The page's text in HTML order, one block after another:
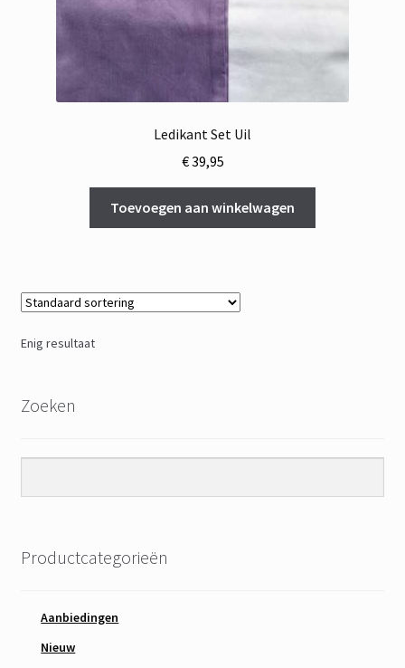
Ledikant Set Uil
€39,95
Toevoegen aan winkelwagen
Enig resultaat
Zoeken
Productcategorieën
Aanbiedingen
Nieuw